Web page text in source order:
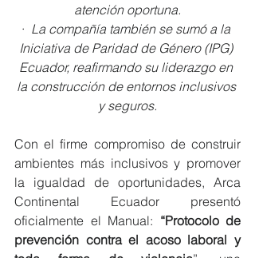
atención oportuna.
· La compañía también se sumó a la
Iniciativa de Paridad de Género (IPG)
Ecuador, reafirmando su liderazgo en
la construcción de entornos inclusivos
y seguros.
Con el firme compromiso de construir
ambientes más inclusivos y promover
la igualdad de oportunidades, Arca
Continental Ecuador presentó
oficialmente el Manual: “Protocolo de
prevención contra el acoso laboral y